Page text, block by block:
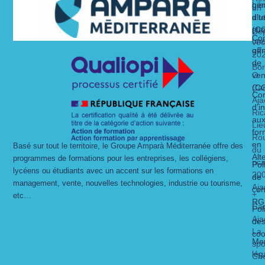
Basé sur tout le territoire, le Groupe Amparà Méditerranée offre des
programmes de formations pour les entreprises, les collégiens,
lycéens ou étudiants avec un accent sur les formations en
management, vente, nouvelles technologies, industrie ou tourisme,
etc…
un
dit
O
du
+
La
de
aux
en
de
des